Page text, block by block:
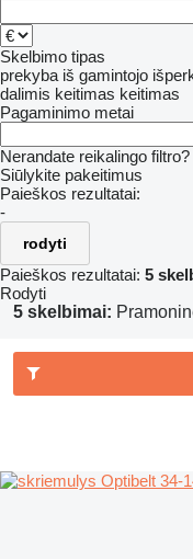
Skelbimo tipas
prekyba iš gamintojo
dalimis keitimas keitimas
Pagaminimo metai
Nerandate reikalingo filtro?
Siūlykite pakeitimus
Paieškos rezultatai:
-
rodyti
Paieškos rezultatai: 5
Rodyti
5 skelbimai: